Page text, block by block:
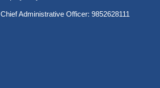
Chief Administrative Officer: 9852628111